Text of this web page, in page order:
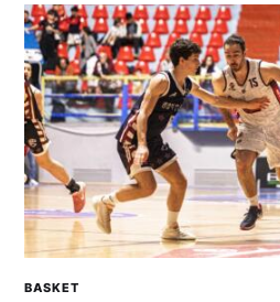
2° TROFEO RIVA | IL
con noi il match tra
BASKET